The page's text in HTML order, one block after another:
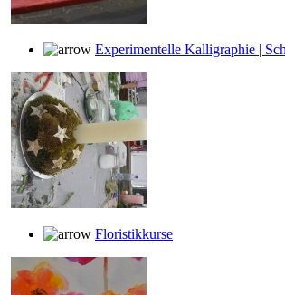
Experimentelle Kalligraphie |
Floristikkurse